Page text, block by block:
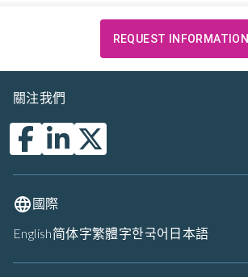
REQUEST INFORMATION
關注我們
國際
English简体字繁體字한국어 日本語